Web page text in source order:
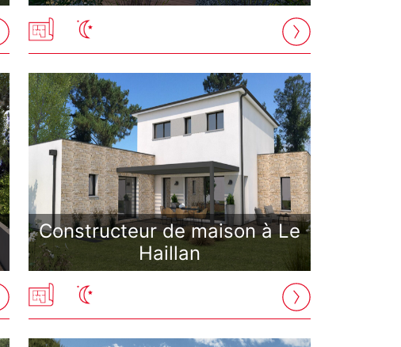
Constructeur de maison à Le
Haillan